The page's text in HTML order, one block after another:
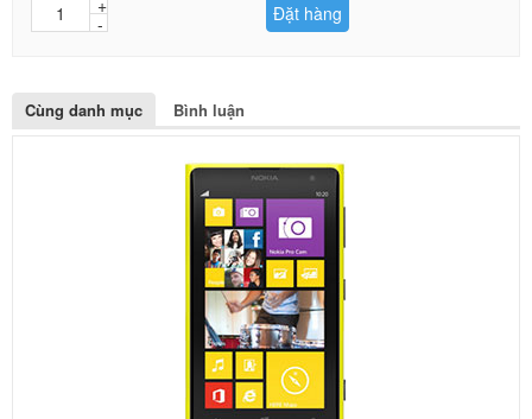
Đặt hàng
Cùng danh mục Bình luận